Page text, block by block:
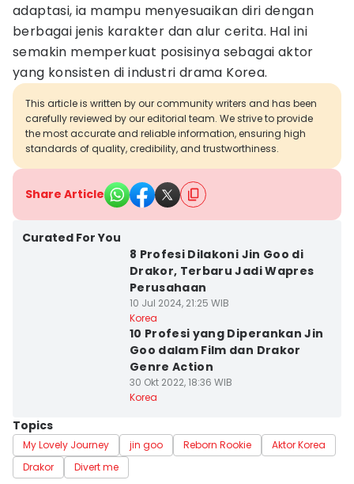
adaptasi, ia mampu menyesuaikan diri dengan
berbagai jenis karakter dan alur cerita. Hal ini
semakin memperkuat posisinya sebagai aktor
yang konsisten di industri drama Korea.
This article is written by our community writers and has been
carefully reviewed by our editorial team. We strive to provide
the most accurate and reliable information, ensuring high
standards of quality, credibility, and trustworthiness.
Share Article
Curated For You
8 Profesi Dilakoni Jin Goo di
Drakor, Terbaru Jadi Wapres
Perusahaan
10 Jul 2024, 21:25 WIB
Korea
10 Profesi yang Diperankan Jin
Goo dalam Film dan Drakor
Genre Action
30 Okt 2022, 18:36 WIB
Korea
Topics
My Lovely Journey jin goo Reborn Rookie
Aktor Korea
Drakor
Divert me